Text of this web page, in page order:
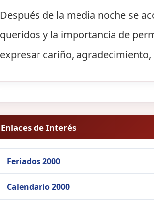
Después de la media noche se
queridos y la importancia de
expresar cariño,
Enlaces de Interés
Feriados 2000
Calendario 2000